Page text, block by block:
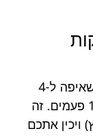
שבו בנוחות, סגרו עיניים, נשמו עמוק. שאיפה ל-4
שניות, החזקה ל-4, נשיפה ל-6. חזרו 10 פעמים. זה
ויכין אתכם